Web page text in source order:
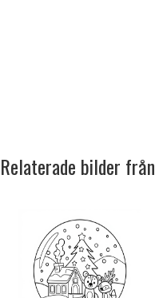
Relaterade bilder